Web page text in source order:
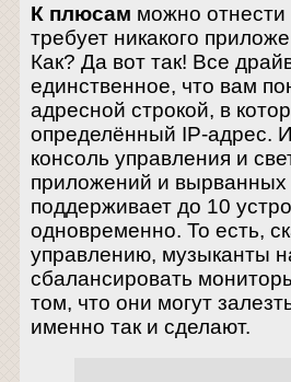
К плюсам можно отнести
требует никакого
Как? Да вот так! Все
единственное, что вам
адресной строкой, в
определённый IP-адрес.
консоль управления и
приложений и вырванных
поддерживает до 10
одновременно. То есть,
управлению, музыканты
сбалансировать
том, что они могут
именно так и сделают.